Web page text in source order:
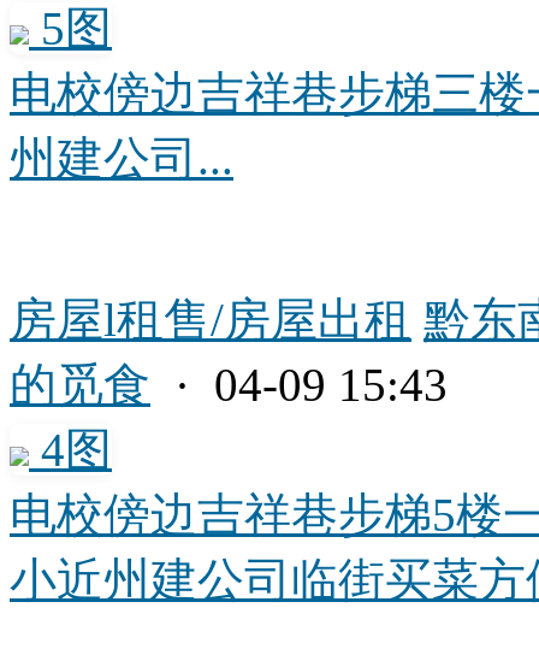
5图
电校傍边吉祥巷步梯三
州建公司...
房屋l租售/房屋出租 黔东
的觅食
· 04-09 15:43
4图
电校傍边吉祥巷步梯5楼
小近州建公司临街买菜方